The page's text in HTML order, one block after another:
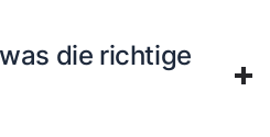
die richtige